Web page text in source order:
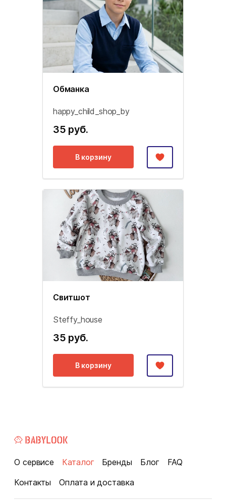
Обманка
happy_child_shop_by
35 руб.
В корзину
Свитшот
Steffy_house
35 руб.
В корзину
О сервисе Каталог Бренды Блог
FAQ
Контакты
Оплата и доставка